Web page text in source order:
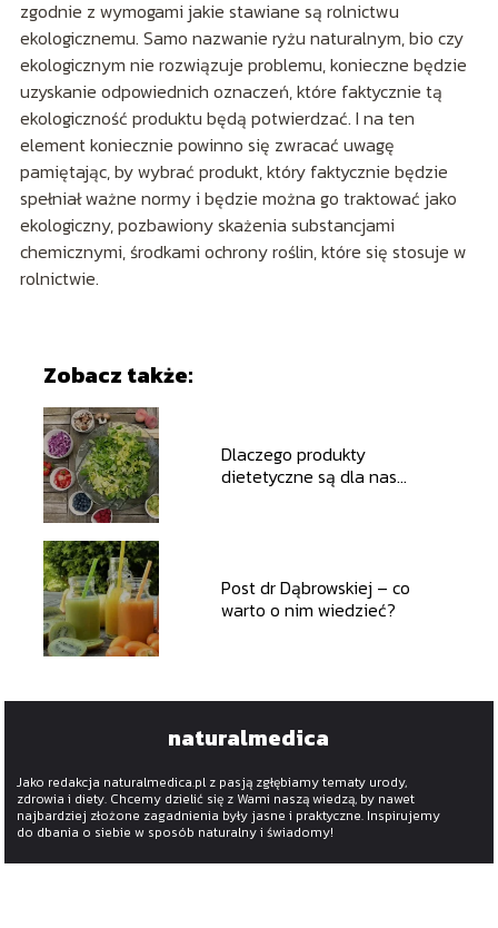
zgodnie z wymogami jakie stawiane są rolnictwu
ekologicznemu. Samo nazwanie ryżu naturalnym, bio czy
ekologicznym nie rozwiązuje problemu, konieczne będzie
uzyskanie odpowiednich oznaczeń, które faktycznie tą
ekologiczność produktu będą potwierdzać. I na ten
element koniecznie powinno się zwracać uwagę
pamiętając, by wybrać produkt, który faktycznie będzie
spełniał ważne normy i będzie można go traktować jako
ekologiczny, pozbawiony skażenia substancjami
chemicznymi, środkami ochrony roślin, które się stosuje w
rolnictwie.
Zobacz także:
Dlaczego produkty
dietetyczne są dla nas
Post dr Dąbrowskiej – co
warto o nim wiedzieć?
naturalmedica
Jako redakcja naturalmedica.pl z pasją zgłębiamy tematy urody,
zdrowia i diety. Chcemy dzielić się z Wami naszą wiedzą, by nawet
najbardziej złożone zagadnienia były jasne i praktyczne. Inspirujemy
do dbania o siebie w sposób naturalny i świadomy!